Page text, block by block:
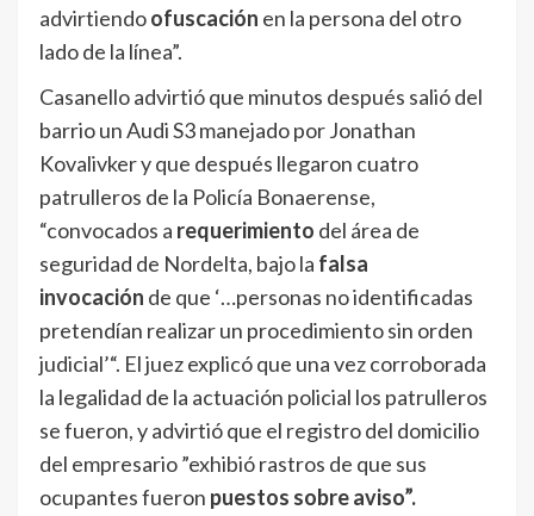
advirtiendoofuscación en la persona del otro
lado de la línea”.
Casanello advirtió que minutos después salió del
barrio un Audi S3 manejado por Jonathan
Kovalivker y que después llegaron cuatro
patrulleros de la Policía Bonaerense,
“convocados a requerimiento del área de
seguridad de Nordelta, bajo la falsa
invocación de que ‘…personas no identificadas
pretendían realizar un procedimiento sin orden
judicial’“. El juez explicó que una vez corroborada
la legalidad de la actuación policial los patrulleros
se fueron, y advirtió que el registro del domicilio
del empresario ”exhibió rastros de que sus
ocupantes fueron puestos sobre aviso”.